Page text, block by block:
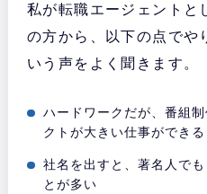
私が転職エージェントと
の方から、以下の点でや
いう声をよく聞きます。
ハードワークだが、番組
クトが大きい仕事ができる
社名を出すと、著名人で
とが多い